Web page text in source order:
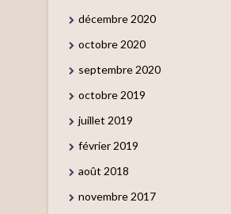
décembre 2020
octobre 2020
septembre 2020
octobre 2019
juillet 2019
février 2019
août 2018
novembre 2017